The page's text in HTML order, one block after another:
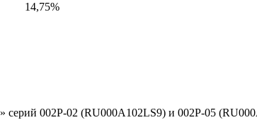
14,75%
002Р-02 (RU000A102LS9) и 002Р-05